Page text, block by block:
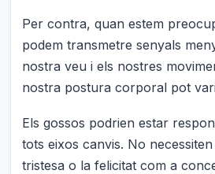
Per contra, quan estem
podem transmetre senyals
nostra veu i els nostres
nostra postura corporal pot
Els gossos podrien estar
tots eixos canvis. No
tristesa o la felicitat com a